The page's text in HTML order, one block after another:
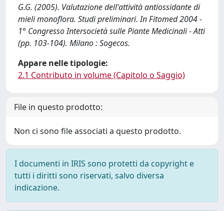
G.G. (2005). Valutazione dell'attività antiossidante di
mieli monoflora. Studi preliminari. In Fitomed 2004 -
1° Congresso Intersocietà sulle Piante Medicinali - Atti
(pp. 103-104). Milano : Sogecos.
Appare nelle tipologie:
2.1 Contributo in volume (Capitolo o Saggio)
File in questo prodotto:
Non ci sono file associati a questo prodotto.
I documenti in IRIS sono protetti da copyright e
tutti i diritti sono riservati, salvo diversa
indicazione.